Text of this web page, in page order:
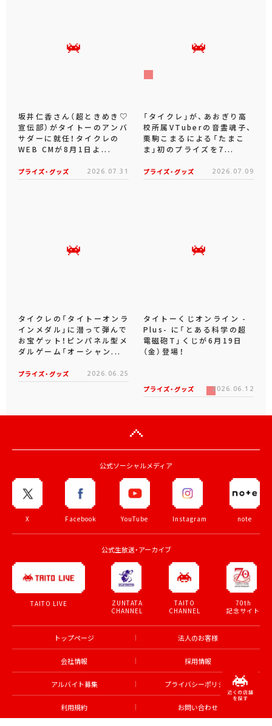
坂井仁香さん（超ときめき♡
宣伝部）がタイトーのアンバ
サダーに就任！タイクレの
WEB CMが8月1日よ...
プライズ・グッズ 2026.07.31
「タイクレ」が、あおぎり高
校所属VTuberの音霊魂子、
栗駒こまるによる「たまこ
ま」初のプライズを7...
プライズ・グッズ 2026.07.09
タイクレの「タイトーオンラ
インメダル」に潜って弾んで
お宝ゲット！ピンパネル型メ
ダルゲーム「オーシャン...
プライズ・グッズ 2026.06.25
タイトーくじオンライン -
Plus- に「とある科学の超
電磁砲T」くじが6月19日
（金）登場！
プライズ・グッズ 2026.06.12
公式ソーシャルメディア
X Facebook YouTube Instagram note
公式生放送・アーカイブ
TAITO LIVE
ZUNTATA
CHANNEL
TAITO
CHANNEL
70th
記念サイト
トップページ 法人のお客様
会社情報 採用情報
アルバイト募集 プライバシーポリシー
利用規約 お問い合わせ